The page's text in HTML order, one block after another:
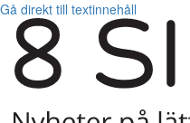
Gå direkt till textinnehåll